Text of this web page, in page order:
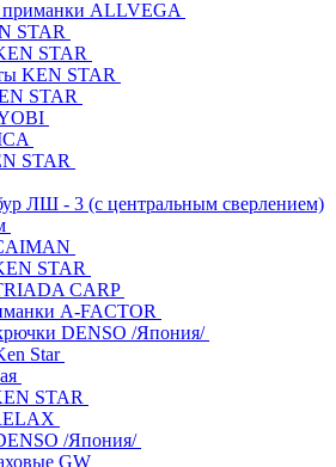
ALLVEGA
STAR
STAR
KEN STAR
STAR
STAR
ЛШ - 3 (с центральным сверлением)
STAR
CARP
A-FACTOR
DENSO /Япония/
Star
STAR
/Япония/
GW